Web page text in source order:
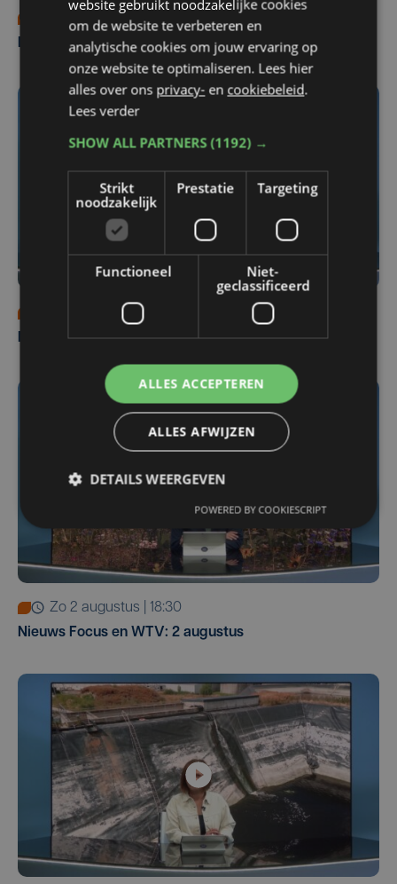
di 4 augustus | 18:00
Nieuws Focus en WTV: 4 augustus
Nieuws Focus en WTV: 3 augustus
zo 2 augustus | 18:30
Nieuws Focus en WTV: 2 augustus
website gebruikt noodzakelijke cookies
om de website te verbeteren en
analytische cookies om jouw ervaring op
onze website te optimaliseren. Lees hier
alles over ons privacy- en cookiebeleid.
Lees verder
SHOW ALL PARTNERS(1192) →
Strikt
noodzakelijk
Prestatie Targeting
Functioneel
Niet-
geclassificeerd
ALLES ACCEPTEREN
ALLES AFWIJZEN
DETAILS WEERGEVEN
POWERED BY COOKIESCRIPT